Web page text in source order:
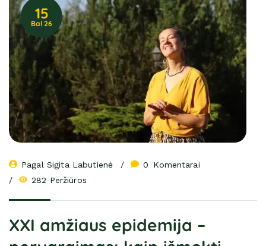
15
Bal 26
Pagal Sigita Labutienė 0
Komentarai
282 Peržiūros
XXI amžiaus epidemija –